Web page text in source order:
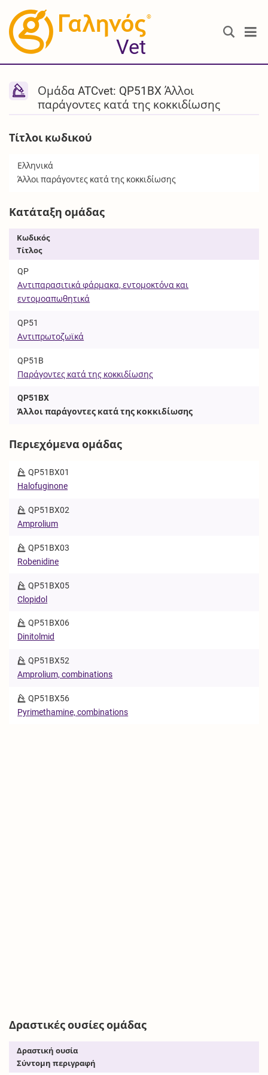
®
Vet
Ομάδα ATCvet: QP51BX Άλλοι
παράγοντες κατά της κοκκιδίωσης
Τίτλοι κωδικού
Ελληνικά
Άλλοι παράγοντες κατά της κοκκιδίωσης
Κατάταξη ομάδας
Κωδικός
Τίτλος
QP
Αντιπαρασιτικά φάρμακα, εντομοκτόνα και
εντομοαπωθητικά
QP51
Αντιπρωτοζωϊκά
QP51B
Παράγοντες κατά της κοκκιδίωσης
QP51BX
Άλλοι παράγοντες κατά της κοκκιδίωσης
Περιεχόμενα ομάδας
QP51BX01
Halofuginone
QP51BX02
Amprolium
QP51BX03
Robenidine
QP51BX05
Clopidol
QP51BX06
Dinitolmid
QP51BX52
Amprolium, combinations
QP51BX56
Pyrimethamine, combinations
Δραστικές ουσίες ομάδας
Δραστική ουσία
Σύντομη περιγραφή